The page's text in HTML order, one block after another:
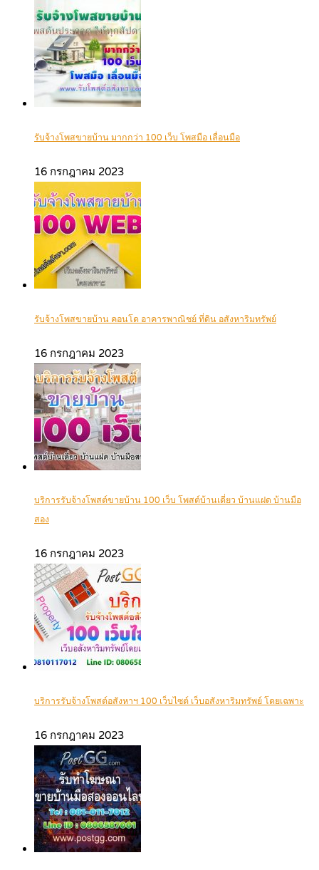
รับจ้างโพสขายบ้าน มากกว่า 100 เว็บ โพสมือ เลื่อนมือ
16 กรกฎาคม 2023
รับจ้างโพสขายบ้าน คอนโด อาคารพาณิชย์ ที่ดิน อสังหาริมทรัพย์
16 กรกฎาคม 2023
บริการรับจ้างโพสต์ขายบ้าน 100 เว็บ โพสต์บ้านเดี่ยว บ้านแฝด บ้านมือ
สอง
16 กรกฎาคม 2023
บริการรับจ้างโพสต์อสังหาฯ 100 เว็บไซต์ เว็บอสังหาริมทรัพย์ โดยเฉพาะ
16 กรกฎาคม 2023